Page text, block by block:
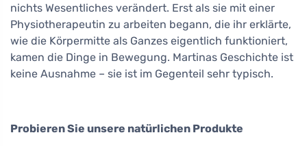
nichts Wesentliches verändert. Erst als sie mit einer
Physiotherapeutin zu arbeiten begann, die ihr erklärte,
wie die Körpermitte als Ganzes eigentlich funktioniert,
kamen die Dinge in Bewegung. Martinas Geschichte ist
keine Ausnahme – sie ist im Gegenteil sehr typisch.
Probieren Sie unsere natürlichen Produkte